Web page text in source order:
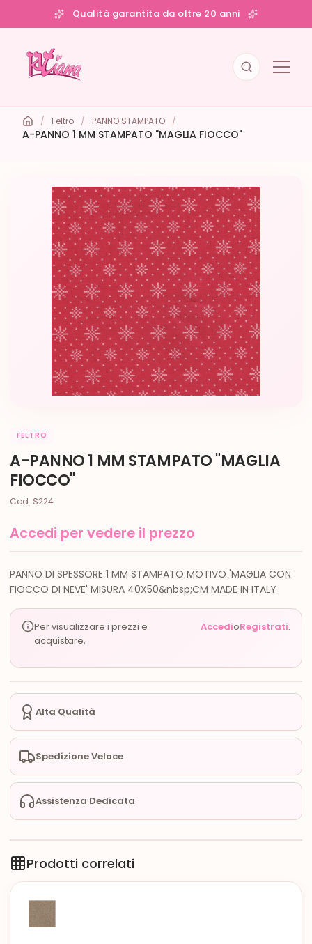
Qualità garantita da oltre 20 anni
/ Feltro / PANNO STAMPATO /
A-PANNO 1 MM STAMPATO "MAGLIA FIOCCO"
FELTRO
A-PANNO 1 MM STAMPATO "MAGLIA
FIOCCO"
Cod. S224
Accedi per vedere il prezzo
PANNO DI SPESSORE 1 MM STAMPATO MOTIVO 'MAGLIA CON
FIOCCO DI NEVE' MISURA 40X50&nbsp;CM MADE IN ITALY
Per visualizzare i prezzi e
acquistare,
AccedioRegistrati.
Alta Qualità
Spedizione Veloce
Assistenza Dedicata
Prodotti correlati